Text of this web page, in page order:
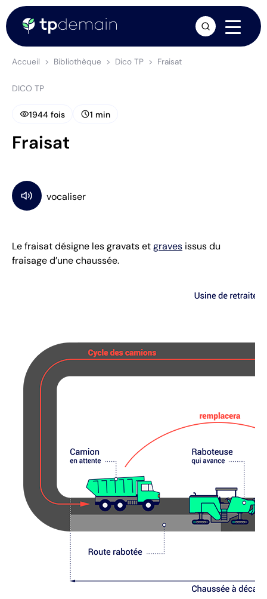
Accueil Bibliothèque Dico TP Fraisat
DICO TP
visibility1944 fois schedule1 min
Fraisat
Le fraisat désigne les gravats etgraves issus du
fraisage d’une chaussée.
arrow_forward